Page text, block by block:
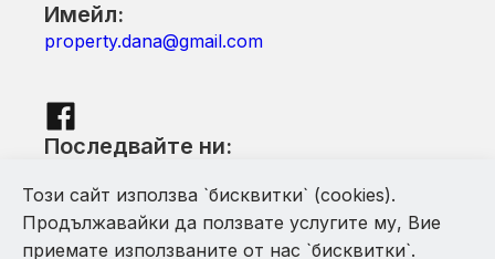
Имейл:
property.dana@gmail.com
Последвайте ни:
Този сайт използва `бисквитки` (cookies).
Продължавайки да ползвате услугите му, Вие
приемате използваните от нас `бисквитки`.